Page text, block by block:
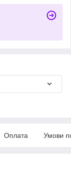
Оплата Умови